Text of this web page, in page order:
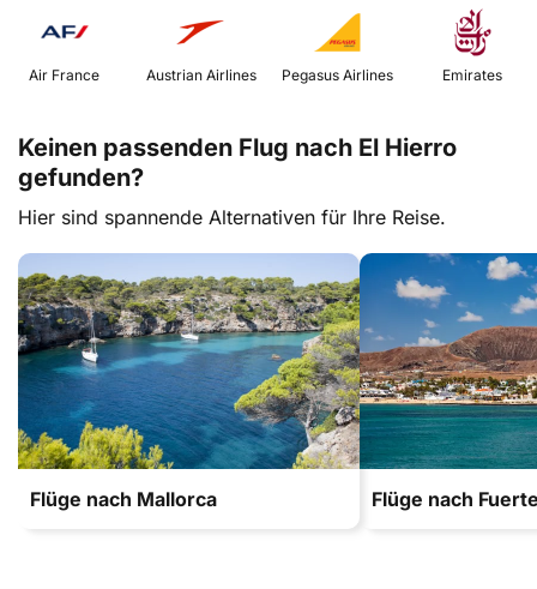
Air France Austrian Airlines Emirates
Keinen passenden Flug nach El Hierro
gefunden?
Hier sind spannende Alternativen für Ihre Reise.
Flüge nach Mallorca Flüge nach